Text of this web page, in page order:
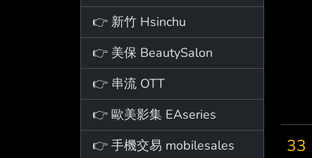
👉 新竹 Hsinchu
👉 美保 BeautySalon
👉 串流 OTT
👉 歐美影集 EAseries
👉 手機交易 mobilesales
33